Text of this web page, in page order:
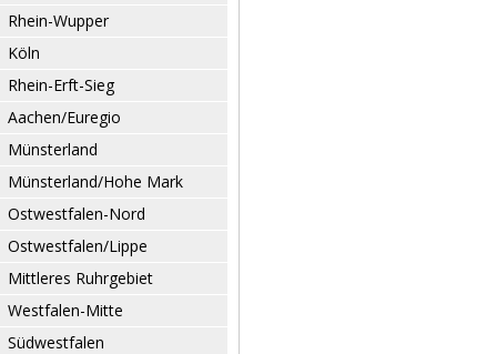
Rhein-Wupper
Köln
Rhein-Erft-Sieg
Aachen/Euregio
Münsterland
Münsterland/Hohe Mark
Ostwestfalen-Nord
Ostwestfalen/Lippe
Mittleres Ruhrgebiet
Westfalen-Mitte
Südwestfalen